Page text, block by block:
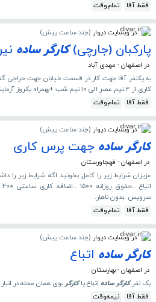
فقط آقا تمام‌وقت
در وبسایت دیوار (چند ساعت پیش)
پارکبان (جارچی)کارگر ساده
در اصفهان - مهدی آباد
به یکنفر آقا جهت کار در قسمت خیابان جهت حراجی
کاری از ۴ نیم عصر الی ۱۰ نیم شب +بهمراه یکروز آزمایشی *حقوق روزی ۵۰۰ تومان *
فقط آقا
تمام‌وقت
در وبسایت دیوار (چند ساعت پیش)
کارگر ساده جهت پرس کاری
در اصفهان - قهجاورستان
عزیزان شرایط زیر را کامل بخونید اگه شرایط زیر را
سرویس .بدون ناهار.
فقط آقا
تمام‌وقت
در وبسایت دیوار (چند ساعت پیش)
کارگر ساده اتباع
در اصفهان - بهارستان
یک نفرکارگر ساده اتباع یاکارگر بوی همان محله در انبار
فقط آقا
نیمه‌وقت